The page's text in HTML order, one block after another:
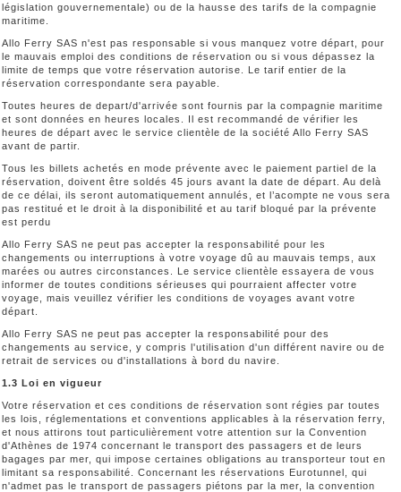
législation gouvernementale) ou de la hausse des tarifs de la compagnie
maritime.
Allo Ferry SAS n'est pas responsable si vous manquez votre départ, pour
le mauvais emploi des conditions de réservation ou si vous dépassez la
limite de temps que votre réservation autorise. Le tarif entier de la
réservation correspondante sera payable.
Toutes heures de depart/d'arrivée sont fournis par la compagnie maritime
et sont données en heures locales. Il est recommandé de vérifier les
heures de départ avec le service clientèle de la société Allo Ferry SAS
avant de partir.
Tous les billets achetés en mode prévente avec le paiement partiel de la
réservation, doivent être soldés 45 jours avant la date de départ. Au delà
de ce délai, ils seront automatiquement annulés, et l’acompte ne vous sera
pas restitué et le droit à la disponibilité et au tarif bloqué par la prévente
est perdu
Allo Ferry SAS ne peut pas accepter la responsabilité pour les
changements ou interruptions à votre voyage dû au mauvais temps, aux
marées ou autres circonstances. Le service clientèle essayera de vous
informer de toutes conditions sérieuses qui pourraient affecter votre
voyage, mais veuillez vérifier les conditions de voyages avant votre
départ.
Allo Ferry SAS ne peut pas accepter la responsabilité pour des
changements au service, y compris l'utilisation d'un différent navire ou de
retrait de services ou d'installations à bord du navire.
1.3 Loi en vigueur
Votre réservation et ces conditions de réservation sont régies par toutes
les lois, réglementations et conventions applicables à la réservation ferry,
et nous attirons tout particulièrement votre attention sur la Convention
d'Athènes de 1974 concernant le transport des passagers et de leurs
bagages par mer, qui impose certaines obligations au transporteur tout en
limitant sa responsabilité. Concernant les réservations Eurotunnel, qui
n'admet pas le transport de passagers piétons par la mer, la convention